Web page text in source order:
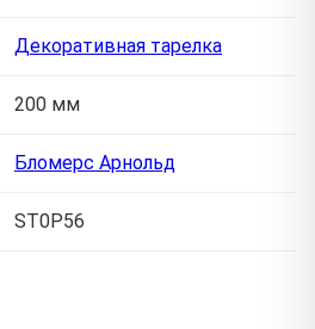
Декоративная тарелка
200 мм
Бломерс Арнольд
ST0P56